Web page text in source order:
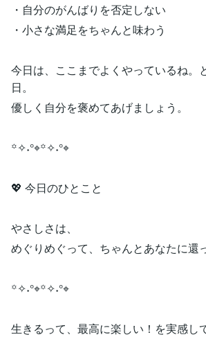
・自分のがんばりを否定しない
・小さな満足をちゃんと味わう
今日は、ここまでよくやっているね。
日。
優しく自分を褒めてあげましょう。
꙳✧˖°⌖꙳✧˖°⌖
💖 今日のひとこと
やさしさは、
めぐりめぐって、ちゃんとあなたに還
꙳✧˖°⌖꙳✧˖°⌖
生きるって、最高に楽しい！を実感し